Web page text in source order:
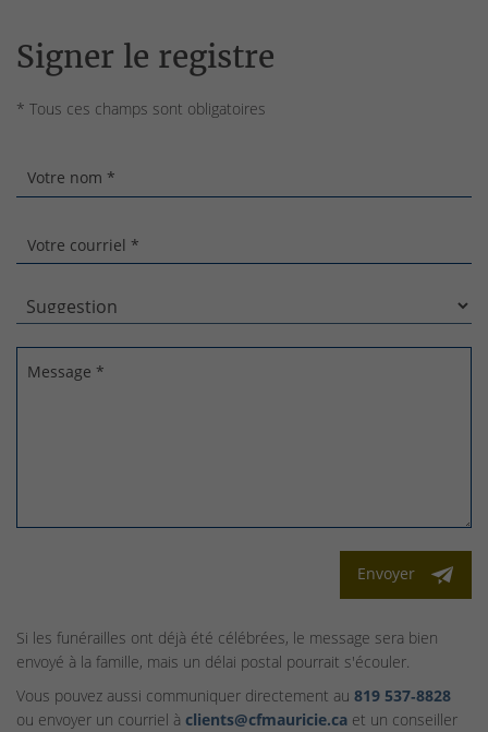
Signer le registre
* Tous ces champs sont obligatoires
Votre nom *
Votre courriel *
Message *
Envoyer
Si les funérailles ont déjà été célébrées, le message sera bien
envoyé à la famille, mais un délai postal pourrait s'écouler.
Vous pouvez aussi communiquer directement au 819 537‑8828
ou envoyer un courriel à clients@cfmauricie.ca et un conseiller